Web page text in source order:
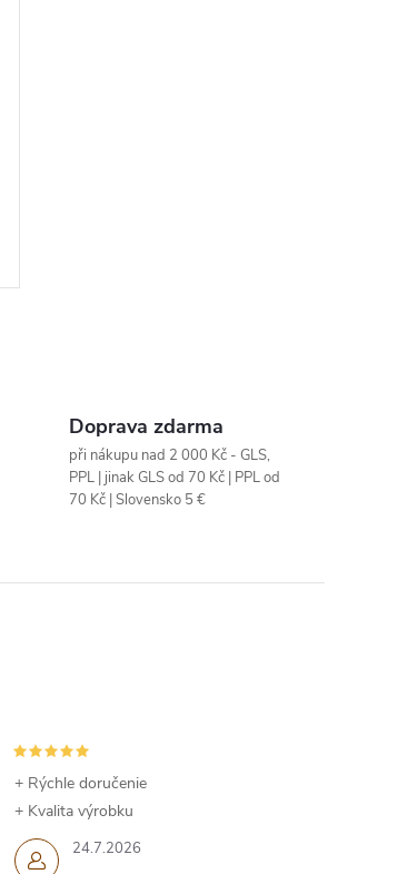
Doprava zdarma
při nákupu nad 2 000 Kč - GLS,
PPL | jinak GLS od 70 Kč | PPL od
70 Kč | Slovensko 5 €
24.7.2026
+ Rýchle doručenie
+ Kvalita výrobku